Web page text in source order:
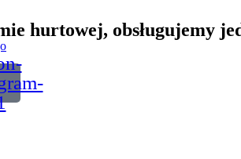
hurtowej, obsługujemy